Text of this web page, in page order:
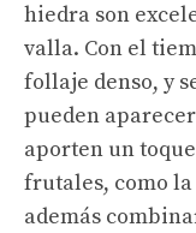
hiedra son
valla. Con el
follaje denso, y
pueden
aporten un
frutales, como
además